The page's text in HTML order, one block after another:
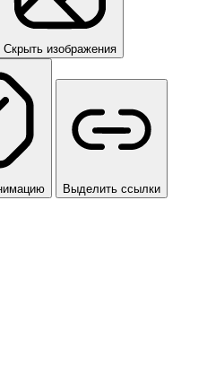
Скрыть изображения
Выделить ссылки